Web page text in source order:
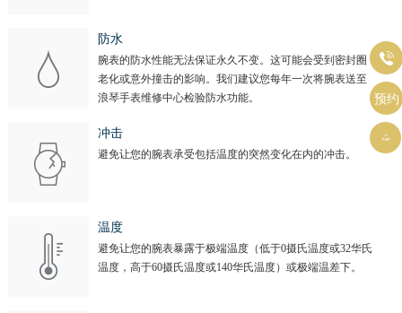
防水
腕表的防水性能无法保证永久不变。这可能会受到密封圈
老化或意外撞击的影响。我们建议您每年一次将腕表送至
浪琴手表维修中心检验防水功能。
冲击
避免让您的腕表承受包括温度的突然变化在内的冲击。
温度
避免让您的腕表暴露于极端温度（低于0摄氏温度或32华氏
温度，高于60摄氏温度或140华氏温度）或极端温差下。

预约
